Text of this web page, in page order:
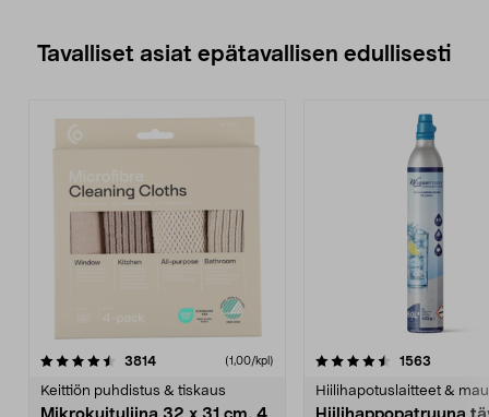
Tavalliset asiat epätavallisen edullisesti
3814arvostelut (1,00/kpl)
Keittiön puhdistus & tiskaus
4.5viidestä
1563
Hiilihapotuslaitteet &
4.5viidestä